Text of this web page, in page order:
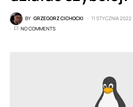
BY GRZEGORZ CICHOCKI 11 STYCZNIA 2022
NO COMMENTS